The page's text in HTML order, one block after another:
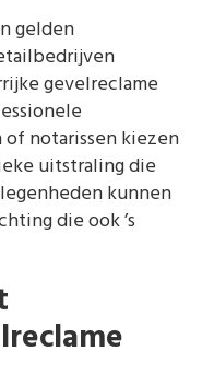
gelden
gevelreclame
notarissen kiezen
uitstraling die
kunnen
die ook ’s